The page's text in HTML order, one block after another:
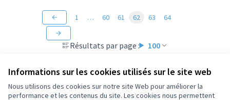
Informations sur les cookies utilisés sur le site web
Nous utilisons des cookies sur notre site Web pour améliorer la
performance et les contenus du site. Les cookies nous permettent
Résultats par page : 100
1 … 60 61 62 63 64
Conditions d'utilisation